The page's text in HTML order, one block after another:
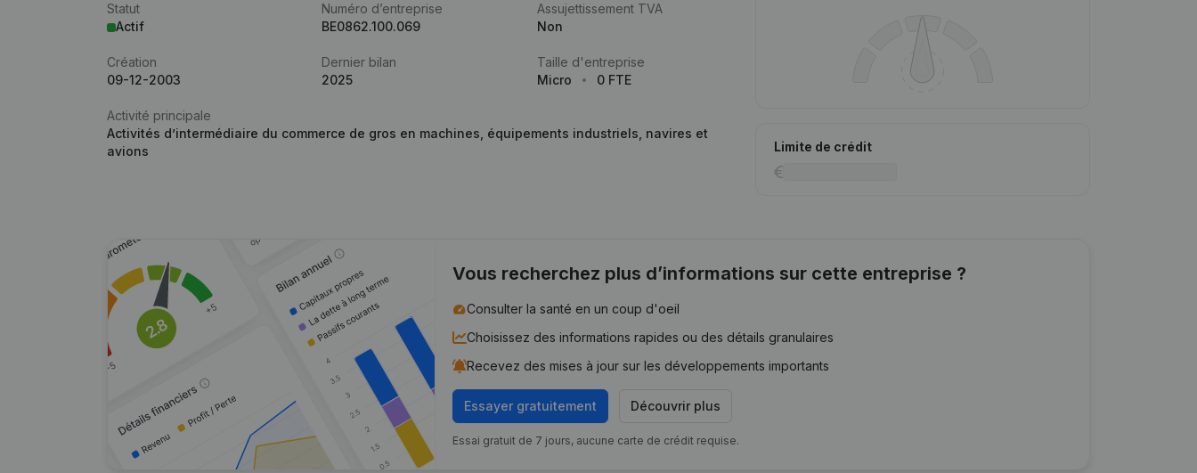
Statut
Actif
Numéro d’entreprise
BE0862.100.069
Assujettissement TVA
Non
Création
09-12-2003
Dernier bilan
2025
Taille d'entreprise
Micro
0 FTE
Activité principale
Activités d’intermédiaire du commerce de gros en machines, équipements industriels, navires et
avions
Limite de crédit
Vous recherchez plus d’informations sur cette entreprise ?
Consulter la santé en un coup d'oeil
Choisissez des informations rapides ou des détails granulaires
Recevez des mises à jour sur les développements importants
Essayer gratuitement Découvrir plus
Essai gratuit de 7 jours, aucune carte de crédit requise.